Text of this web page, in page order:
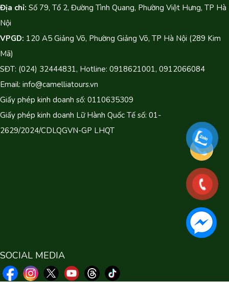
Địa chỉ: Số 79, Tổ 2, Đường Tình Quang, Phường Việt Hưng, TP Hà
Nội
VPGD: 120 A5 Giảng Võ, Phường Giảng Võ, TP Hà Nội (289 Kim
Mã)
SĐT: (024) 32444831, Hotline: 0918621001, 0912066084
Email: info@camelliatours.vn
Giấy phép kinh doanh số: 0110635309
Giấy phép kinh doanh Lữ Hành Quốc Tế số: 01-
2629/2024/CDLQGVN-GP LHQT
SOCIAL MEDIA